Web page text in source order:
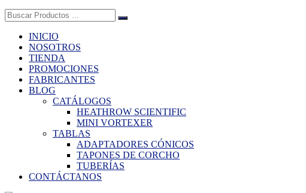
Buscar:
INICIO
NOSOTROS
TIENDA
PROMOCIONES
FABRICANTES
BLOG
CATÁLOGOS
HEATHROW SCIENTIFIC
MINI VORTEXER
TABLAS
ADAPTADORES CÓNICOS
TAPONES DE CORCHO
TUBERÍAS
CONTÁCTANOS